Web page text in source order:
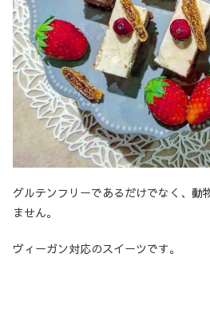
グルテンフリーであるだけでなく、動
ません。
ヴィーガン対応のスイーツです。